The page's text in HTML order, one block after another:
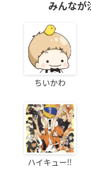
みんなが
ちいかわ
ハイキュー!!